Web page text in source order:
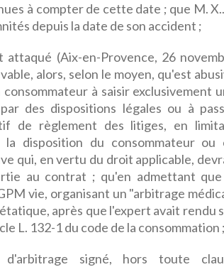
à compter de cette date ; que M.
depuis la date de son accident ;
(Aix-en-Provence, 26
alors, selon le moyen, qu'est
à saisir exclusivement
des dispositions légales ou à
de règlement des litiges, en
disposition du consommateur ou
qui, en vertu du droit applicable,
au contrat ; qu'en admettant
vie, organisant un "arbitrage
après que l'expert avait rendu
L. 132-1 du code de la consommation ;
signé, hors toute